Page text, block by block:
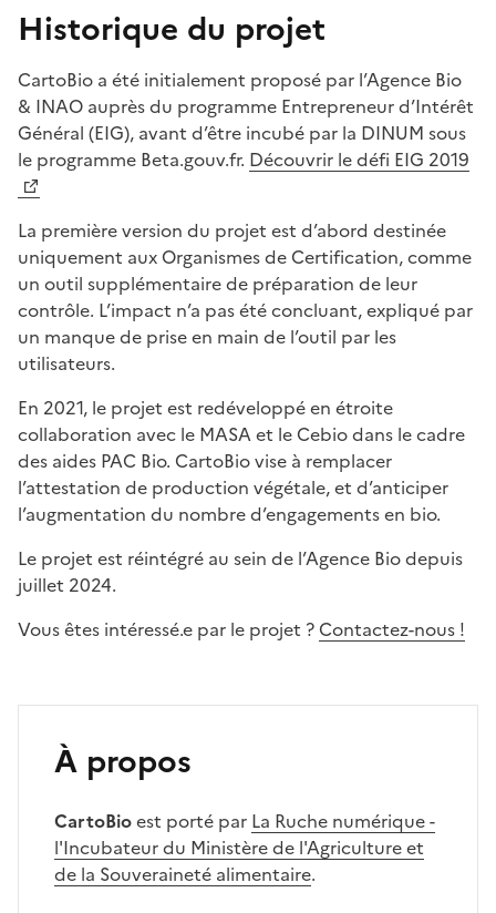
Historique du projet
CartoBio a été initialement proposé par l’Agence Bio
& INAO auprès du programme Entrepreneur d’Intérêt
Général (EIG), avant d’être incubé par la DINUM sous
le programme Beta.gouv.fr. Découvrir le défi EIG 2019
La première version du projet est d’abord destinée
uniquement aux Organismes de Certification, comme
un outil supplémentaire de préparation de leur
contrôle. L’impact n’a pas été concluant, expliqué par
un manque de prise en main de l’outil par les
utilisateurs.
En 2021, le projet est redéveloppé en étroite
collaboration avec le MASA et le Cebio dans le cadre
des aides PAC Bio. CartoBio vise à remplacer
l’attestation de production végétale, et d’anticiper
l’augmentation du nombre d’engagements en bio.
Le projet est réintégré au sein de l’Agence Bio depuis
juillet 2024.
Vous êtes intéressé.e par le projet ? Contactez-nous !
À propos
CartoBioest porté par La Ruche numérique -
l'Incubateur du Ministère de l'Agriculture et
de la Souveraineté alimentaire.